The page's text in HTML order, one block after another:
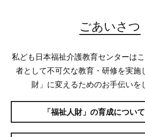
ごあいさつ
私ども日本福祉介護教育センターは
者として不可欠な教育・研修を実施
財」に変えるためのお手伝いを
「福祉人財」の育成につい